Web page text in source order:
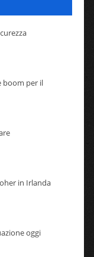
boom per il
in Irlanda
oggi